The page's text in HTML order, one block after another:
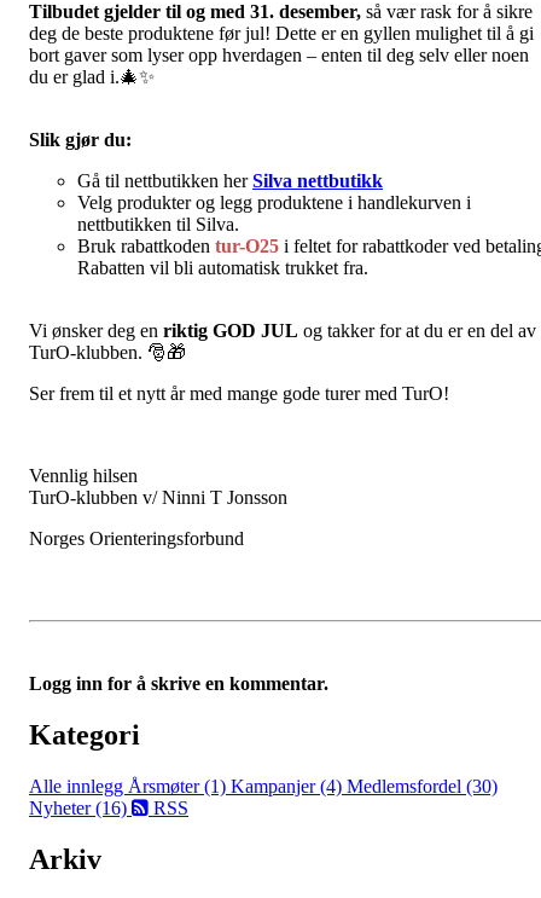
Tilbudet gjelder til og med 31. desember, så vær rask for å sikre
deg de beste produktene før jul! Dette er en gyllen mulighet til å gi
bort gaver som lyser opp hverdagen – enten til deg selv eller noen
du er glad i.🎄✨
Slik gjør du:
Gå til nettbutikken her Silva nettbutikk
Velg produkter og legg produktene i handlekurven i
nettbutikken til Silva.
Bruk rabattkoden tur-O25 i feltet for rabattkoder ved
Rabatten vil bli automatisk trukket fra.
Vi ønsker deg en riktig GOD JUL og takker for at du er en del av
TurO-klubben. 🎅🎁
Ser frem til et nytt år med mange gode turer med TurO!
Vennlig hilsen
TurO-klubben v/ Ninni T Jonsson
Norges Orienteringsforbund
Logg inn for å skrive en kommentar.
Kategori
Alle innlegg Årsmøter (1) Kampanjer (4) Medlemsfordel (30)
Nyheter (16)
RSS
Arkiv